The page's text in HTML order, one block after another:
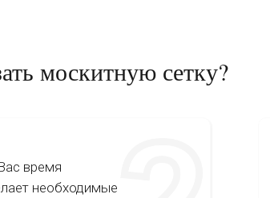
москитную сетку?
время
необходимые